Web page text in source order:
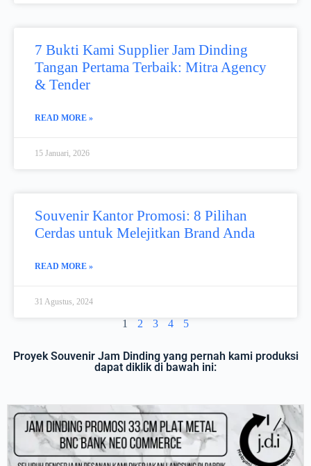
7 Bukti Kami Supplier Jam Dinding
Tangan Pertama Terbaik: Mitra Agency
& Tender
READ MORE »
15 Januari, 2026
Souvenir Kantor Promosi: 8 Pilihan
Cerdas untuk Melejitkan Brand Anda
READ MORE »
31 Agustus, 2024
1 2 3 4 5
Proyek Souvenir Jam Dinding yang pernah kami produksi
dapat diklik di bawah ini: